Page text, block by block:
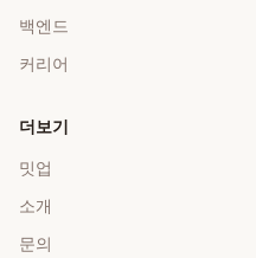
백엔드
커리어
더보기
밋업
소개
문의